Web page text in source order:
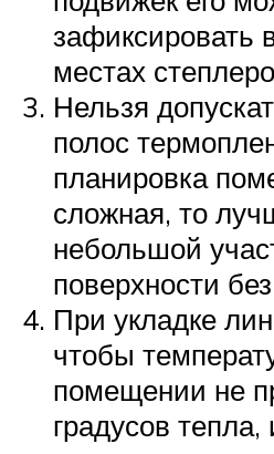
зафиксировать
местах
Нельзя
полос
планировка
сложная, то
небольшой
поверхности
При укладке
чтобы
помещении не
градусов тепла,